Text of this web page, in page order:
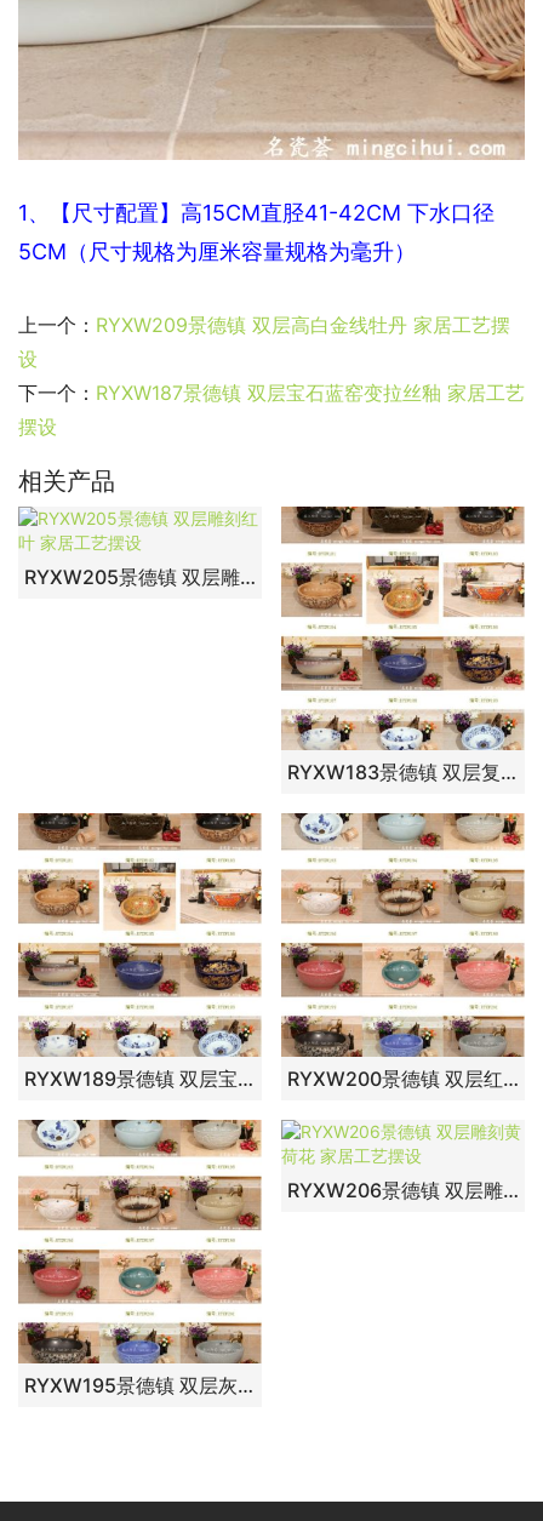
1、【尺寸配置】高15CM直胫41-42CM 下水口径
5CM（尺寸规格为厘米容量规格为毫升）
上一个： RYXW209景德镇 双层高白金线牡丹 家居工艺摆
设
下一个： RYXW187景德镇 双层宝石蓝窑变拉丝釉 家居工艺
摆设
相关产品
RYXW205景德镇 双层雕刻红叶 家居工艺摆设
RYXW183景德镇 双层复古内黑外黄深雕荷花 家居工艺摆设
RYXW189景德镇 双层宝蓝梦花 家居工艺摆设 RYXW200景德镇 双层红碎花 家居工艺摆设
RYXW195景德镇 双层灰色结晶釉雕刻荷花 家居工艺摆设
RYXW206景德镇 双层雕刻黄荷花 家居工艺摆设